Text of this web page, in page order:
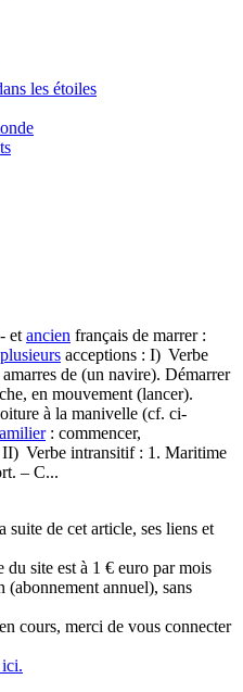
les étoiles
et ancien français de marrer :
plusieurs acceptions : I) Verbe
de (un navire). Démarrer
en mouvement (lancer).
à la manivelle (cf. ci-
: commencer,
Verbe intransitif : 1. Maritime
– C...
suite de cet article, ses liens et
site est à 1 € euro par mois
(abonnement annuel), sans
cours, merci de vous connecter